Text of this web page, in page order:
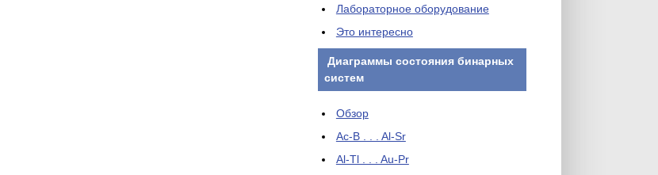
Лабораторное оборудование
Это интересно
Диаграммы состояния бинарных
систем
Обзор
Ac-B . . . Al-Sr
Al-Tl . . . Au-Pr